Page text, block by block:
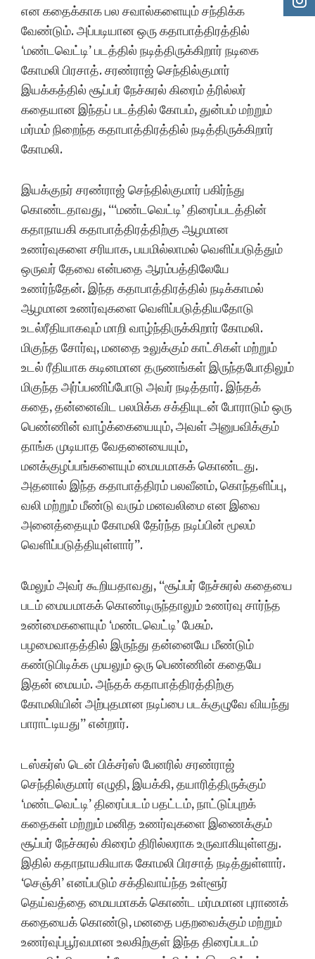
என கதைக்காக பல சவால்களையும் சந்திக்க
வேண்டும். அப்படியான ஒரு கதாபாத்திரத்தில்
‘மண்டவெட்டி’ படத்தில் நடித்திருக்கிறார் நடிகை
கோமலி பிரசாத். சரண்ராஜ் செந்தில்குமார்
இயக்கத்தில் சூப்பர் நேச்சுரல் கிரைம் த்ரில்லர்
கதையான இந்தப் படத்தில் கோபம், துன்பம் மற்றும்
மர்மம் நிறைந்த கதாபாத்திரத்தில் நடித்திருக்கிறார்
கோமலி.
இயக்குநர் சரண்ராஜ் செந்தில்குமார் பகிர்ந்து
கொண்டதாவது, “‘மண்டவெட்டி’ திரைப்படத்தின்
கதாநாயகி கதாபாத்திரத்திற்கு ஆழமான
உணர்வுகளை சரியாக, பயமில்லாமல் வெளிப்படுத்தும்
ஒருவர் தேவை என்பதை ஆரம்பத்திலேயே
உணர்ந்தேன். இந்த கதாபாத்திரத்தில் நடிக்காமல்
ஆழமான உணர்வுகளை வெளிப்படுத்தியதோடு
உடல்ரீதியாகவும் மாறி வாழ்ந்திருக்கிறார் கோமலி.
மிகுந்த சோர்வு, மனதை உலுக்கும் காட்சிகள் மற்றும்
உடல் ரீதியாக கடினமான தருணங்கள் இருந்தபோதிலும்
மிகுந்த அர்ப்பணிப்போடு அவர் நடித்தார். இந்தக்
கதை, தன்னைவிட பலமிக்க சக்தியுடன் போராடும் ஒரு
பெண்ணின் வாழ்க்கையையும், அவள் அனுபவிக்கும்
தாங்க முடியாத வேதனையையும்,
மனக்குழப்பங்களையும் மையமாகக் கொண்டது.
அதனால் இந்த கதாபாத்திரம் பலவீனம், கொந்தளிப்பு,
வலி மற்றும் மீண்டு வரும் மனவலிமை என இவை
அனைத்தையும் கோமலி தேர்ந்த நடிப்பின் மூலம்
வெளிப்படுத்தியுள்ளார்”.
மேலும் அவர் கூறியதாவது, “சூப்பர் நேச்சுரல் கதையை
படம் மையமாகக் கொண்டிருந்தாலும் உணர்வு சார்ந்த
உண்மைகளையும் ‘மண்டவெட்டி’ பேசும்.
பழமைவாதத்தில் இருந்து தன்னையே மீண்டும்
கண்டுபிடிக்க முயலும் ஒரு பெண்ணின் கதையே
இதன் மையம். அந்தக் கதாபாத்திரத்திற்கு
கோமலியின் அற்புதமான நடிப்பை படக்குழுவே வியந்து
பாராட்டியது” என்றார்.
டஸ்கர்ஸ் டென் பிக்சர்ஸ் பேனரில் சரண்ராஜ்
செந்தில்குமார் எழுதி, இயக்கி, தயாரித்திருக்கும்
‘மண்டவெட்டி’ திரைப்படம் பதட்டம், நாட்டுப்புறக்
கதைகள் மற்றும் மனித உணர்வுகளை இணைக்கும்
சூப்பர் நேச்சுரல் கிரைம் திரில்லராக உருவாகியுள்ளது.
இதில் கதாநாயகியாக கோமலி பிரசாத் நடித்துள்ளார்.
‘செஞ்சி’ எனப்படும் சக்திவாய்ந்த உள்ளூர்
தெய்வத்தை மையமாகக் கொண்ட மர்மமான புராணக்
கதையைக் கொண்டு, மனதை பதறவைக்கும் மற்றும்
உணர்வுப்பூர்வமான உலகிற்குள் இந்த திரைப்படம்